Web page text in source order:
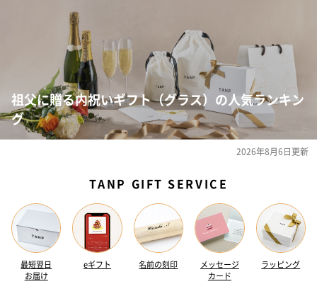
祖父に贈る内祝いギフト（グラス）の人気ランキン
グ
2026年8月6日更新
TANP GIFT SERVICE
最短翌日
お届け
eギフト 名前の刻印
メッセージ
カード
ラッピング